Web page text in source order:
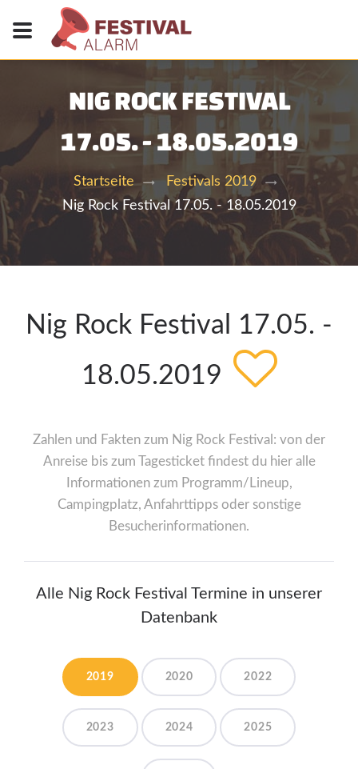
NIG ROCK FESTIVAL
17.05. - 18.05.2019
Startseite
Festivals 2019
Nig Rock Festival 17.05. - 18.05.2019
Nig Rock Festival 17.05. -
18.05.2019
Zahlen und Fakten zum Nig Rock Festival: von der
Anreise bis zum Tagesticket findest du hier alle
Informationen zum Programm/Lineup,
Campingplatz, Anfahrttipps oder sonstige
Besucherinformationen.
Alle Nig Rock Festival Termine in unserer
Datenbank
2019 2020 2022
2023 2024 2025